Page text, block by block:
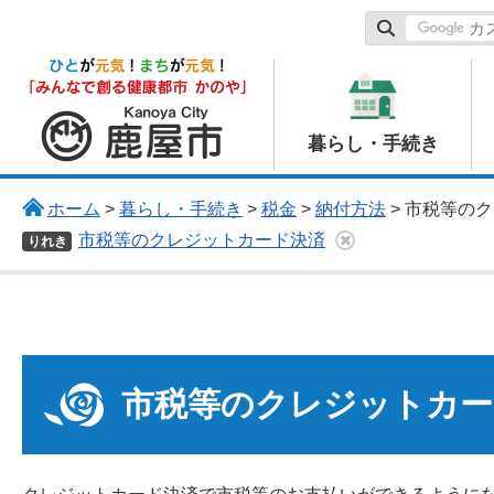
鹿屋市
暮らし・手続き
ホーム > 暮らし・手続き > 税金 > 納付方法> 市税等の
りれき 市税等のクレジットカード決済
市税等のクレジットカ